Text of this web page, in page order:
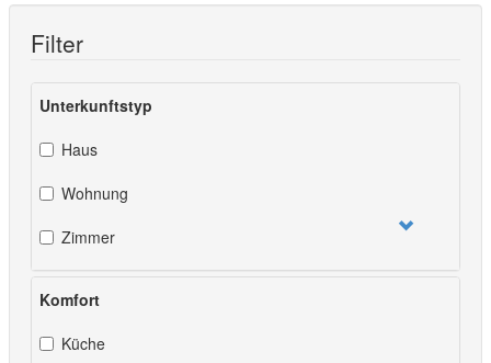
Filter
Unterkunftstyp
Haus
Wohnung
Zimmer
Komfort
Küche